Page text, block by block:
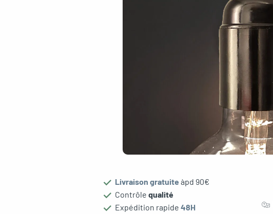
Livraison gratuite àpd 90€
Contrôlequalité
Expédition rapide48H